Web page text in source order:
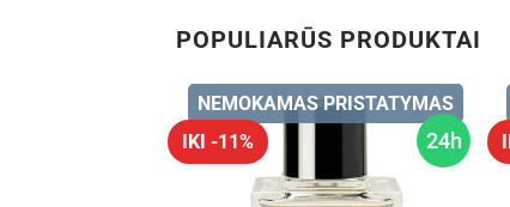
POPULIARŪS PRODUKTAI
24h
IKI -11%
NEMOKAMAS PRISTATYMAS